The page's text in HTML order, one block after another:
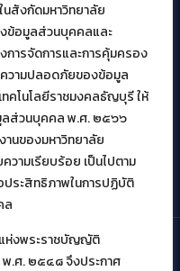
นสังกัดมหาวิทยาลัย
งข้อมูลส่วนบุคคลและ
การจัดการและการคุ้มครอง
วามปลอดภัยของข้อมูล
คโนโลยีราชมงคลธัญบุรี ให้
ลส่วนบุคคล พ.ศ. ๒๕๖๖
านของมหาวิทยาลัย
วามเรียบร้อย เป็นไปตาม
ประสิทธิภาพในการปฏิบัติ
ล
แห่งพระราชบัญญัติ
พ.ศ. ๒๕๔๘ จึงประกาศ
ายนอก
าร SME โดย. มทร.ธัญบุรี
ริการเครื่องจักรกลทางการ
รรูปสินค้าเกษตรระดับชุมชน
ายตำบลแบบบูรณาการ (1